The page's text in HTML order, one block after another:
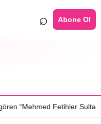
⌕ Abone Ol
Sultanı”nda•“Karakuyu”